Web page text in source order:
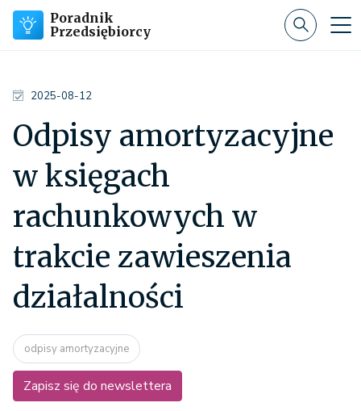
Poradnik
Przedsiębiorcy
2025-08-12
Odpisy amortyzacyjne
w księgach
rachunkowych w
trakcie zawieszenia
działalności
odpisy amortyzacyjne
Zapisz się do newslettera